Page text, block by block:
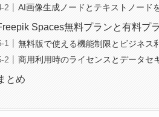
AI画像生成ノードとテキストノード
Spaces無料プランと有料プ
無料版で使える機能制限とビジネス
商用利用時のライセンスとデータセ
とめ